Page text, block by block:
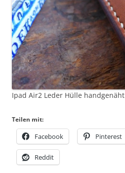
Ipad Air2 Leder Hülle
Teilen mit:
Facebook Pinterest
Reddit